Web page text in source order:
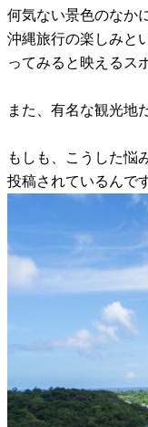
何気ない景色のなか
沖縄旅行の楽しみと
ってみると映えるス
また、有名な観光地
もしも、こうした悩
投稿されているんで